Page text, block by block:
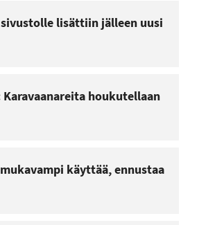
lisättiin jälleen uusi
houkutellaan
käyttää, ennustaa